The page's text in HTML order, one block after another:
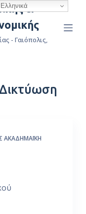
&
- Γαιόπολις,
ΑΚΑΔΗΜΑΪΚΉ
Ελληνικά